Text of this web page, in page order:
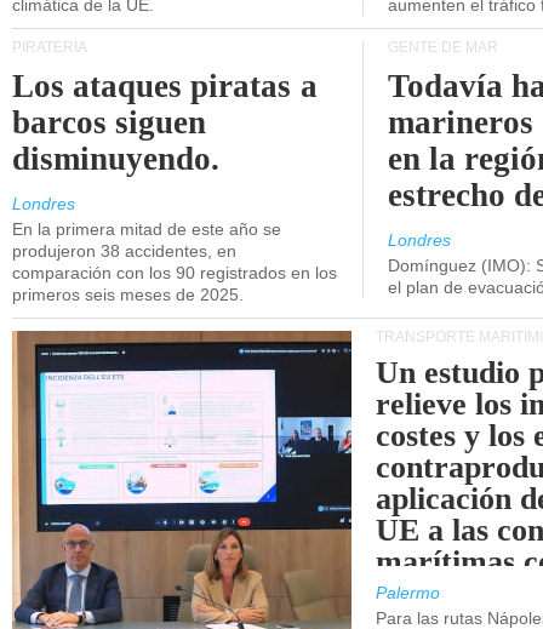
climática de la UE.
aumenten el tráfico
PIRATERÍA
Los ataques piratas a
barcos siguen
disminuyendo.
Londres
En la primera mitad de este año se
produjeron 38 accidentes, en
comparación con los 90 registrados en los
primeros seis meses de 2025.
GENTE DE MAR
Todavía
marineros
en la
estrecho
Londres
Domínguez (IMO):
el plan de
TRANSPORTE
Un estudio
relieve los
costes y los
aplicación
UE a las
marítimas
de Sicilia.
Palermo
Para las rutas